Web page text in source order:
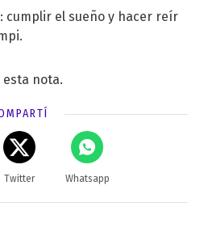
cumplir el sueño y hacer reír
nota.
Twitter Whatsapp